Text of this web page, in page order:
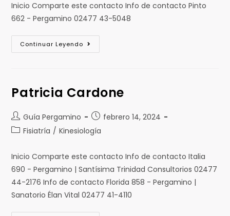
Inicio Comparte este contacto Info de contacto Pinto
662 - Pergamino 02477 43-5048
Continuar Leyendo
Patricia Cardone
Guía Pergamino
febrero 14, 2024
Fisiatría / Kinesiología
Inicio Comparte este contacto Info de contacto Italia
690 - Pergamino | Santísima Trinidad Consultorios 02477
44-2176 Info de contacto Florida 858 - Pergamino |
Sanatorio Élan Vital 02477 41-4110